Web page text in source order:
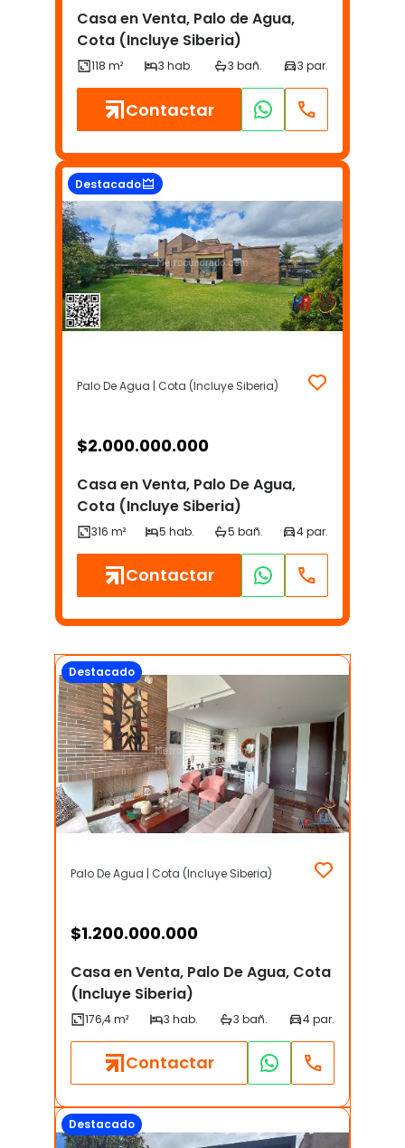
Casa en Venta, Palo de Agua,
Cota (Incluye Siberia)
Contactar
Destacado
Palo De Agua | Cota (Incluye Siberia)
$2.000.000.000
Casa en Venta, Palo De Agua,
Cota (Incluye Siberia)
Contactar
Destacado
Palo De Agua | Cota (Incluye Siberia)
$1.200.000.000
Casa en Venta, Palo De Agua, Cota
(Incluye Siberia)
Contactar
Destacado